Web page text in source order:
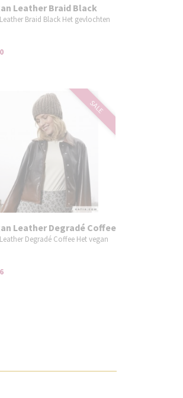
Leather Braid Black
Braid Black Het gevlochten
SALE
Leather Degradé Coffee
Degradé Coffee Het vegan